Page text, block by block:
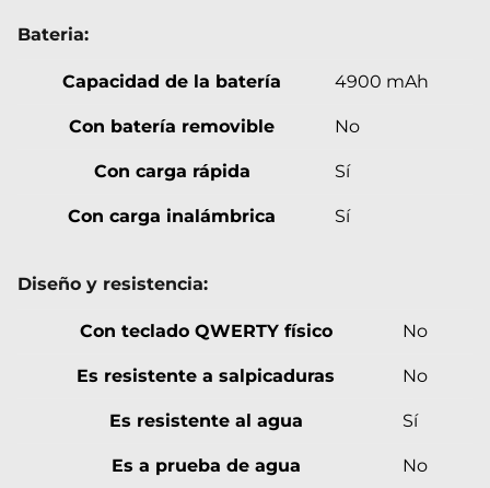
Bateria:
Capacidad de la batería 4900 mAh
Con batería removible No
Con carga rápida Sí
Con carga inalámbrica Sí
Diseño y resistencia:
Con teclado QWERTY físico No
Es resistente a salpicaduras No
Es resistente al agua Sí
Es a prueba de agua No